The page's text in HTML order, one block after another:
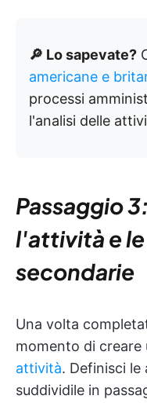
🔎 Lo sapevate?
americane e
processi
l'analisi delle
Passaggio
l'attività e
secondarie
Una volta
momento di creare
attività. Definisci le
suddividile in